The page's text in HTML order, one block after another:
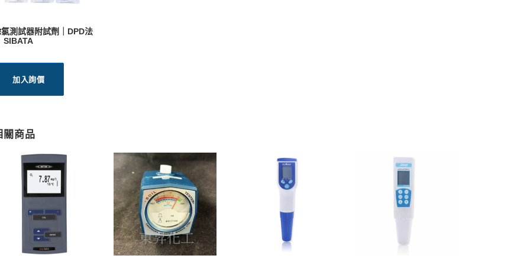
測試器附試劑｜DPD法
SIBATA
加入詢價
關商品